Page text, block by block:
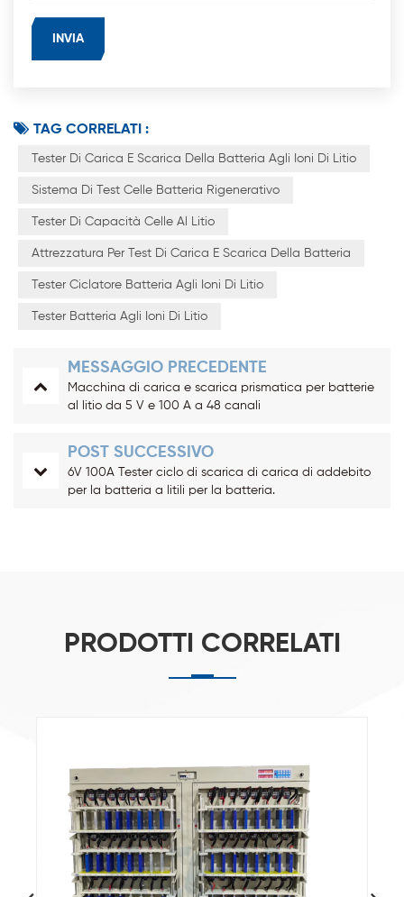
TAG CORRELATI :
Tester Di Carica E Scarica Della Batteria Agli Ioni Di Litio
Sistema Di Test Celle Batteria Rigenerativo
Tester Di Capacità Celle Al Litio
Attrezzatura Per Test Di Carica E Scarica Della Batteria
Tester Ciclatore Batteria Agli Ioni Di Litio
Tester Batteria Agli Ioni Di Litio
MESSAGGIO PRECEDENTE
Macchina di carica e scarica prismatica per batterie
al litio da 5 V e 100 A a 48 canali
POST SUCCESSIVO
6V 100A Tester ciclo di scarica di carica di addebito
per la batteria a litili per la batteria.
PRODOTTI CORRELATI